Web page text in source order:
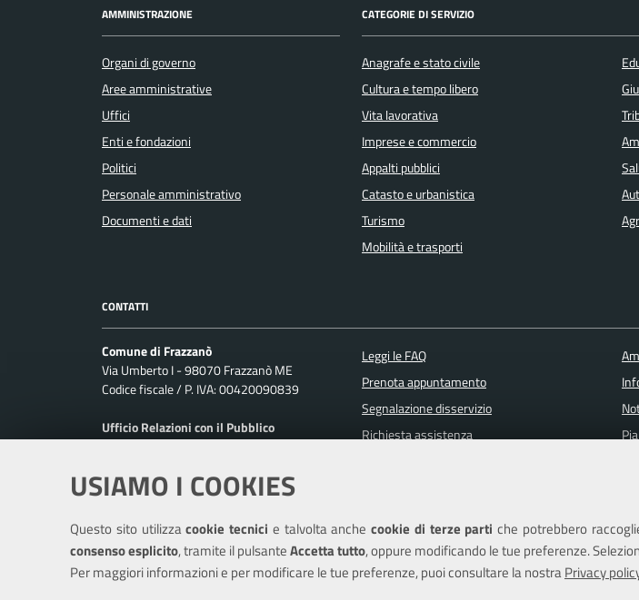
USIAMO I COOKIES
Questo sito utilizzacookie tecnici e talvolta anchecookie di terze parti che potrebbero
consenso esplicito, tramite il pulsanteAccetta tutto, oppure modificando le tue preferenze.
Per maggiori informazioni e per modificare le tue preferenze, puoi consultare la nostraPrivacy
AMMINISTRAZIONE
Organi di governo
Aree amministrative
Uffici
Enti e fondazioni
Politici
Personale amministrativo
Documenti e dati
CATEGORIE DI SERVIZIO
Anagrafe e stato civile
Cultura e tempo libero
Vita lavorativa
Imprese e commercio
Appalti pubblici
Catasto e urbanistica
Turismo
Mobilità e trasporti
CONTATTI
Comune di Frazzanò
Via Umberto I - 98070 Frazzanò ME
Codice fiscale / P. IVA: 00420090839
Ufficio Relazioni con il Pubblico
Centralino unico: 0941/959336
IBAN Tesoreria:
IT25Q0103082111000000790344
Leggi le FAQ
Prenota appuntamento
Segnalazione disservizio
Richiesta assistenza